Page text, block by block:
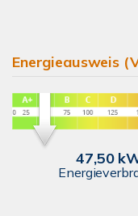
Energieausweis
47,50